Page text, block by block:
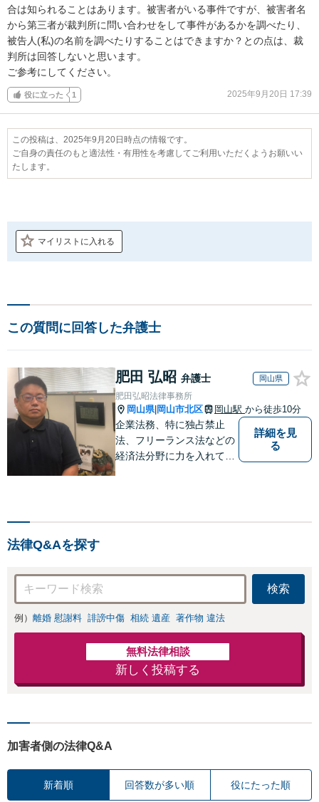
合は知られることはあります。被害者がいる事件ですが、被害者名
から第三者が裁判所に問い合わせをして事件があるかを調べたり、
被告人(私)の名前を調べたりすることはできますか？との点は、裁
判所は回答しないと思います。
ご参考にしてください。
役に立った 1 2025年9月20日 17:39
この投稿は、2025年9月20日時点の情報です。
ご自身の責任のもと適法性・有用性を考慮してご利用いただくようお願いい
たします。
マイリストに入れる
この質問に回答した弁護士
肥田 弘昭 弁護士 岡山県
肥田弘昭法律事務所
岡山県| 岡山市北区 岡山駅 から徒歩10分
企業法務、特に独占禁止
法、フリーランス法などの
経済法分野に力を入れてい
詳細を見
る
法律Q&Aを探す
検索
例） 離婚 慰謝料 誹謗中傷 相続 遺産 著作物 違法
無料法律相談
新しく投稿する
加害者側の法律Q&A
新着順 回答数が多い順 役にたった順